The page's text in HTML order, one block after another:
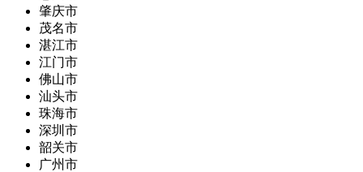
肇庆市
茂名市
湛江市
江门市
佛山市
汕头市
珠海市
深圳市
韶关市
广州市